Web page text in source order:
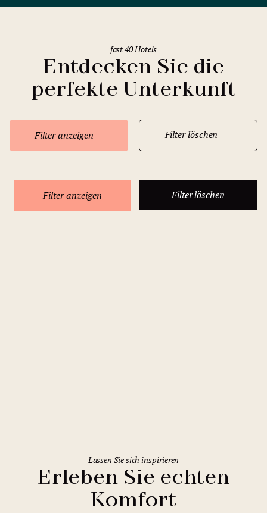
Entdecken Sie die
perfekte Unterkunft
fast 40 Hotels
Filter anzeigen
Filter anzeigen
Filter löschen
Filter löschen
Erleben Sie echten
Komfort
Lassen Sie sich inspirieren